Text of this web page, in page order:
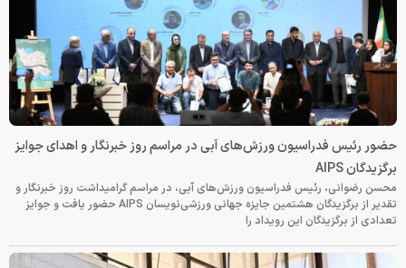
حضور رئیس فدراسیون ورزش‌های آبی در مراسم روز خبرنگار و اهدای جوایز
برگزیدگان AIPS
محسن رضوانی، رئیس فدراسیون ورزش‌های آبی، در مراسم گرامیداشت روز خبرنگار و
تقدیر از برگزیدگان هشتمین جایزه جهانی ورزشی‌نویسان AIPS حضور یافت و جوایز
تعدادی از برگزیدگان این رویداد را